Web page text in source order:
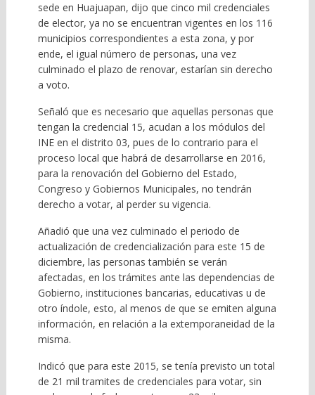
sede en Huajuapan, dijo que cinco mil credenciales
de elector, ya no se encuentran vigentes en los 116
municipios correspondientes a esta zona, y por
ende, el igual número de personas, una vez
culminado el plazo de renovar, estarían sin derecho
a voto.
Señaló que es necesario que aquellas personas que
tengan la credencial 15, acudan a los módulos del
INE en el distrito 03, pues de lo contrario para el
proceso local que habrá de desarrollarse en 2016,
para la renovación del Gobierno del Estado,
Congreso y Gobiernos Municipales, no tendrán
derecho a votar, al perder su vigencia.
Añadió que una vez culminado el periodo de
actualización de credencialización para este 15 de
diciembre, las personas también se verán
afectadas, en los trámites ante las dependencias de
Gobierno, instituciones bancarias, educativas u de
otro índole, esto, al menos de que se emiten alguna
información, en relación a la extemporaneidad de la
misma.
Indicó que para este 2015, se tenía previsto un total
de 21 mil tramites de credenciales para votar, sin